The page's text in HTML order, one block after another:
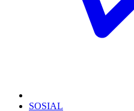
SOSIAL